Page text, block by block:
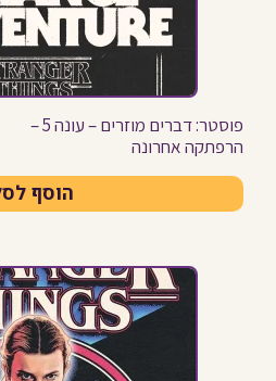
פוסטר: דברים מוזרים – עונה 5 –
הרפתקה אחרונה
הוסף